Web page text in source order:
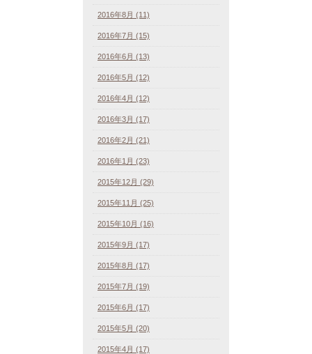
2016年8月 (11)
2016年7月 (15)
2016年6月 (13)
2016年5月 (12)
2016年4月 (12)
2016年3月 (17)
2016年2月 (21)
2016年1月 (23)
2015年12月 (29)
2015年11月 (25)
2015年10月 (16)
2015年9月 (17)
2015年8月 (17)
2015年7月 (19)
2015年6月 (17)
2015年5月 (20)
2015年4月 (17)